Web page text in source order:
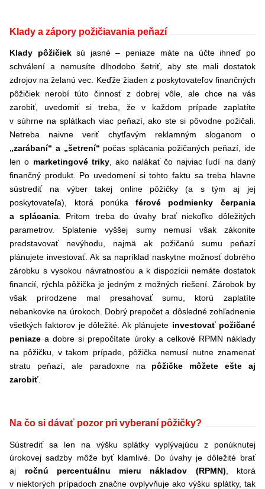
Klady a zápory požičiavania peňazí
Klady pôžičieksú jasné – peniaze máte na účte ihneď po
schválení a nemusíte dlhodobo šetriť, aby ste mali dostatok
zdrojov na želanú vec. Keďže žiaden z poskytovateľov finančných
pôžičiek nerobí túto činnosť z dobrej vôle, ale chce na vás
zarobiť, uvedomiť si treba, že v každom prípade zaplatíte
v súhrne na splátkach viac peňazí, ako ste si pôvodne požičali.
Netreba naivne veriť chytľavým reklamným sloganom o
„zarábaní“ a „šetrení“ počas splácania požičaných peňazí, ide
len o marketingové triky, ako nalákať čo najviac ľudí na daný
finančný produkt. Po uvedomení si tohto faktu sa treba hlavne
sústrediť na výber takej online pôžičky (a s tým aj jej
poskytovateľa), ktorá ponúkaférové podmienky čerpania
a splácania. Pritom treba do úvahy brať niekoľko dôležitých
parametrov. Splatenie vyššej sumy nemusí však zákonite
predstavovať nevýhodu, najmä ak požičanú sumu peňazí
plánujete investovať. Ak sa napríklad naskytne možnosť dobrého
zárobku s vysokou návratnosťou a k dispozícii nemáte dostatok
financií, rýchla pôžička je jedným z možných riešení. Zárobok by
však prirodzene mal presahovať sumu, ktorú zaplatíte
nebankovke na úrokoch. Dobrý prepočet a dôsledné zohľadnenie
všetkých faktorov je dôležité. Ak plánujete investovať požičané
peniaze a dobre si prepočítate úroky a celkové RPMN náklady
na pôžičku, v takom prípade, pôžička nemusí nutne znamenať
stratu peňazí, ale paradoxne napôžičke môžete ešte aj
zarobiť.
Na čo si dávať pozor pri vyberaní pôžičky?
Sústrediť sa len na výšku splátky vyplývajúcu z ponúknutej
úrokovej sadzby môže byť klamlivé. Do úvahy je dôležité brať
aj ročnú percentuálnu mieru nákladov (RPMN) , ktorá
v niektorých prípadoch značne ovplyvňuje ako výšku splátky, tak